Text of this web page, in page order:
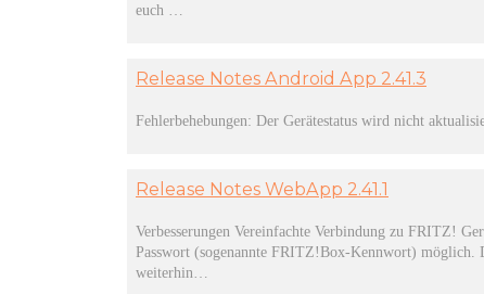
euch …
Release Notes Android App 2.41.3
Fehlerbehebungen: Der Gerätestatus wird nicht
Release Notes WebApp 2.41.1
Verbesserungen Vereinfachte Verbindung zu FRITZ!
Passwort (sogenannte FRITZ!Box-Kennwort) möglich.
weiterhin…